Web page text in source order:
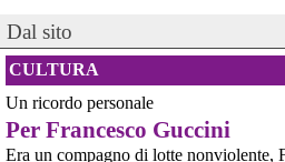
#MassMedia
I recenti e gravi fatti di Bologna e
profonda che superi le
intervento - che abbiamo rilanciato come
[news] ILVA, ora la salute viene prima
PeaceLink: “Una vittoria storica dei
L’associazione PeaceLink esprime il
gratitudine al gruppo di cittadini e
Dal sito
CULTURA
Un ricordo personale
Per Francesco Guccini
Era un compagno di lotte nonviolente,